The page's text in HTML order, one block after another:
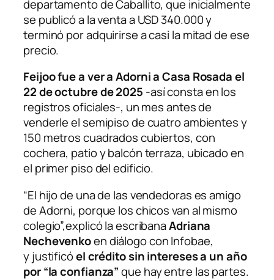
departamento de Caballito, que inicialmente
se publicó a la venta a USD 340.000 y
terminó por adquirirse a casi la mitad de ese
precio.
Feijoo fue a ver a Adorni a Casa Rosada el
22 de octubre de 2025 -así consta en los
registros oficiales-, un mes antes de
venderle el semipiso de cuatro ambientes y
150 metros cuadrados cubiertos, con
cochera, patio y balcón terraza, ubicado en
el primer piso del edificio.
“El hijo de una de las vendedoras es amigo
de Adorni, porque los chicos van al mismo
colegio”,explicó la escribanaAdriana
Nechevenkoen diálogo con Infobae,
yjustificóel crédito sin intereses a un año
por “la confianza”que hay entre las partes.